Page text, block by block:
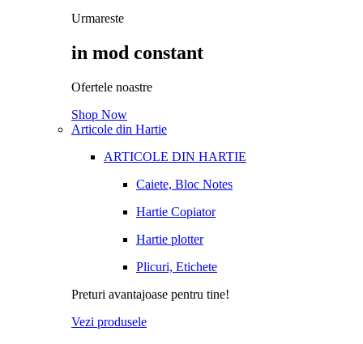
Urmareste
in mod constant
Ofertele noastre
Shop Now
Articole din Hartie
ARTICOLE DIN HARTIE
Caiete, Bloc Notes
Hartie Copiator
Hartie plotter
Plicuri, Etichete
Preturi avantajoase pentru tine!
Vezi produsele